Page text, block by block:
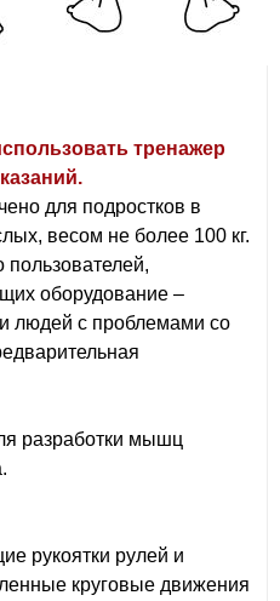
тренажер
для подростков в
весом не более 100 кг.
пользователей,
оборудование –
людей с проблемами со
разработки мышц
рукоятки рулей и
круговые движения